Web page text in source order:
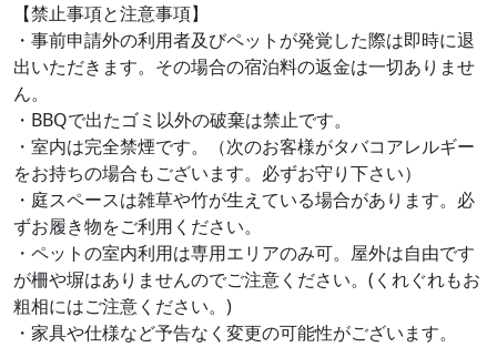
【禁止事項と注意事項】
・事前申請外の利用者及びペットが発覚した際は即時に退
出いただきます。その場合の宿泊料の返金は一切ありませ
ん。
・BBQで出たゴミ以外の破棄は禁止です。
・室内は完全禁煙です。（次のお客様がタバコアレルギー
をお持ちの場合もございます。必ずお守り下さい）
・庭スペースは雑草や竹が生えている場合があります。必
ずお履き物をご利用ください。
・ペットの室内利用は専用エリアのみ可。屋外は自由です
が柵や塀はありませんのでご注意ください。(くれぐれもお
粗相にはご注意ください。)
・家具や仕様など予告なく変更の可能性がございます。